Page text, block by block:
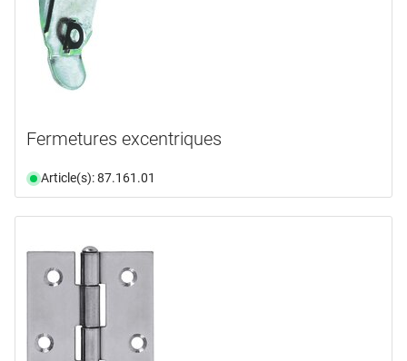
Fermetures excentriques
Article(s): 87.161.01